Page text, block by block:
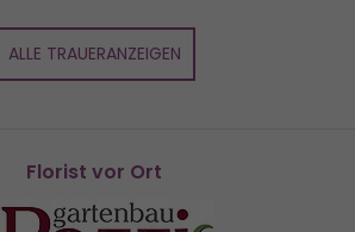
ALLE TRAUERANZEIGEN
Florist vor Ort